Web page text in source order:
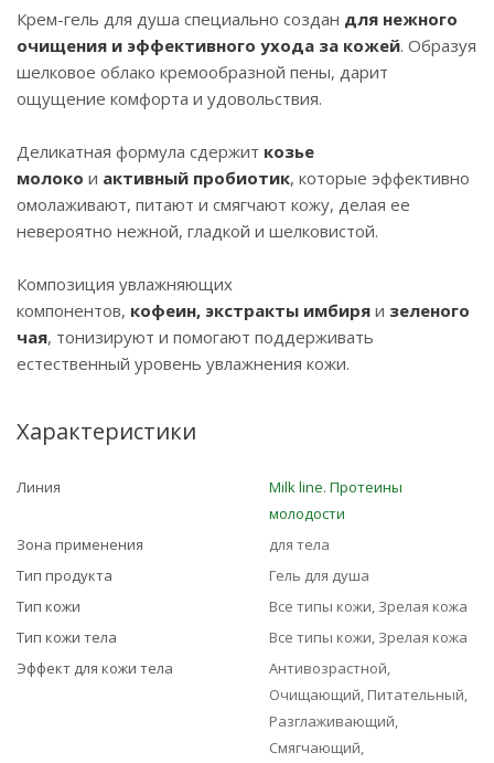
Крем-гель для душа специально создан для нежного
очищения и эффективного ухода за кожей. Образуя
шелковое облако кремообразной пены, дарит
ощущение комфорта и удовольствия.
Деликатная формула сдержит козье
молоко и активный пробиотик, которые эффективно
омолаживают, питают и смягчают кожу, делая ее
невероятно нежной, гладкой и шелковистой.
Композиция увлажняющих
компонентов, кофеин, экстракты имбиря и зеленого
чая, тонизируют и помогают поддерживать
естественный уровень увлажнения кожи.
Характеристики
Линия
Milk line. Протеины
молодости
Зона применения
для тела
Тип продукта
Гель для душа
Тип кожи
Все типы кожи, Зрелая кожа
Тип кожи тела
Все типы кожи, Зрелая кожа
Эффект для кожи тела
Антивозрастной,
Очищающий, Питательный,
Разглаживающий,
Смягчающий,